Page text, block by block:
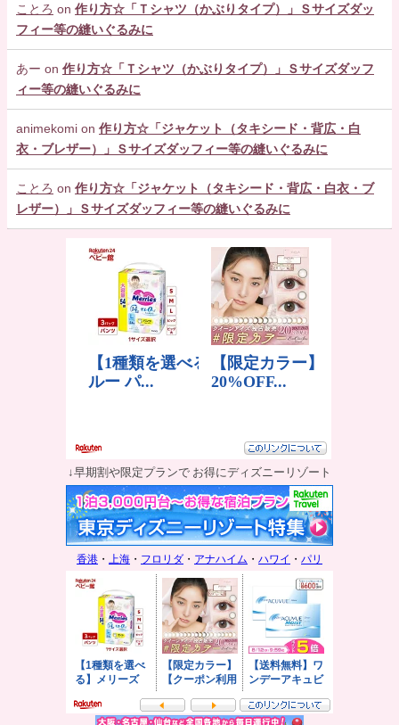
ことろ on 作り方☆「Ｔシャツ（かぶりタイプ）」Ｓサイズダッ
フィー等の縫いぐるみに
あー on 作り方☆「Ｔシャツ（かぶりタイプ）」Ｓサイズダッフ
ィー等の縫いぐるみに
animekomi on 作り方☆「ジャケット（タキシード・背広・白
衣・ブレザー）」Ｓサイズダッフィー等の縫いぐるみに
ことろ on 作り方☆「ジャケット（タキシード・背広・白衣・ブ
レザー）」Ｓサイズダッフィー等の縫いぐるみに
↓早期割や限定プランで お得にディズニーリゾート
香港 ・ 上海 ・ フロリダ ・ アナハイム ・ ハワイ ・ パリ